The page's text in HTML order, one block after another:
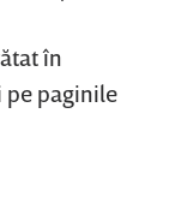
în
pe paginile